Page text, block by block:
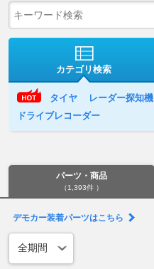
カテゴリ検索
タイヤ レーダー探知機
ドライブレコーダー
パーツ・商品
（1,393件 ）
デモカー装着パーツはこちら